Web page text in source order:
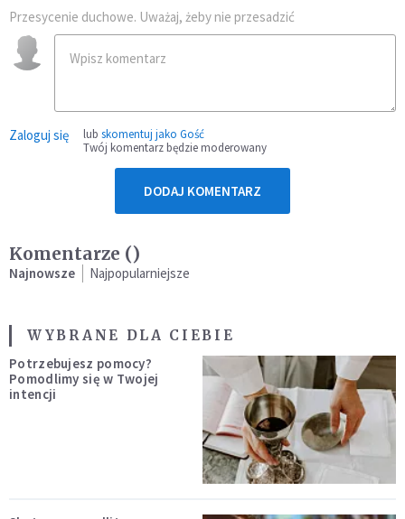
Przesycenie duchowe. Uważaj, żeby nie przesadzić
Zaloguj się lub skomentuj jako Gość
Twój komentarz będzie moderowany
DODAJ KOMENTARZ
Komentarze ()
Najnowsze Najpopularniejsze
WYBRANE DLA CIEBIE
Potrzebujesz pomocy?
Pomodlimy się w Twojej
intencji